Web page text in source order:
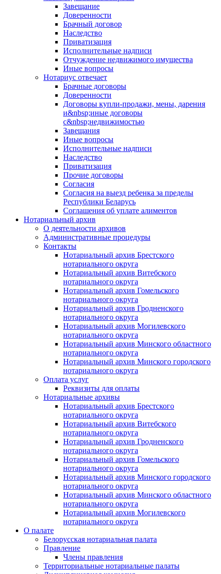
Завещание
Доверенности
Брачный договор
Наследство
Приватизация
Исполнительные надписи
Отчуждение недвижимого имущества
Иные вопросы
Нотариус отвечает
Брачные договоры
Доверенности
Договоры купли-продажи, мены, дарения
и&nbsp;иные договоры
с&nbsp;недвижимостью
Завещания
Иные вопросы
Исполнительные надписи
Наследство
Приватизация
Прочие договоры
Согласия
Согласия на выезд ребенка за пределы
Республики Беларусь
Соглашения об уплате алиментов
Нотариальный архив
О деятельности архивов
Административные процедуры
Контакты
Нотариальный архив Брестского
нотариального округа
Нотариальный архив Витебского
нотариального округа
Нотариальный архив Гомельского
нотариального округа
Нотариальный архив Гродненского
нотариального округа
Нотариальный архив Могилевского
нотариального округа
Нотариальный архив Минского областного
нотариального округа
Нотариальный архив Минского городского
нотариального округа
Оплата услуг
Реквизиты для оплаты
Нотариальные архивы
Нотариальный архив Брестского
нотариального округа
Нотариальный архив Витебского
нотариального округа
Нотариальный архив Гродненского
нотариального округа
Нотариальный архив Гомельского
нотариального округа
Нотариальный архив Минского городского
нотариального округа
Нотариальный архив Минского областного
нотариального округа
Нотариальный архив Могилевского
нотариального округа
О палате
Белорусская нотариальная палата
Правление
Члены правления
Территориальные нотариальные палаты